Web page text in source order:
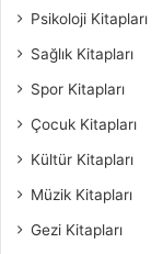
Psikoloji Kitapları
Sağlık Kitapları
Spor Kitapları
Çocuk Kitapları
Kültür Kitapları
Müzik Kitapları
Gezi Kitapları